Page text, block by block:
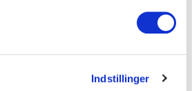
Indstillinger